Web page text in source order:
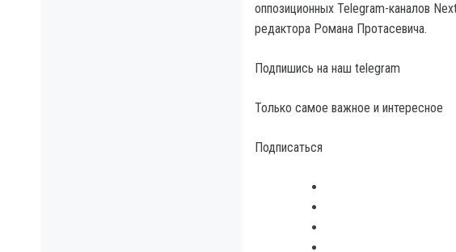
оппозиционных Telegram-каналов
редактора Романа Протасевича.
Подпишись на наш telegram
Только самое важное и интересное
Подписаться